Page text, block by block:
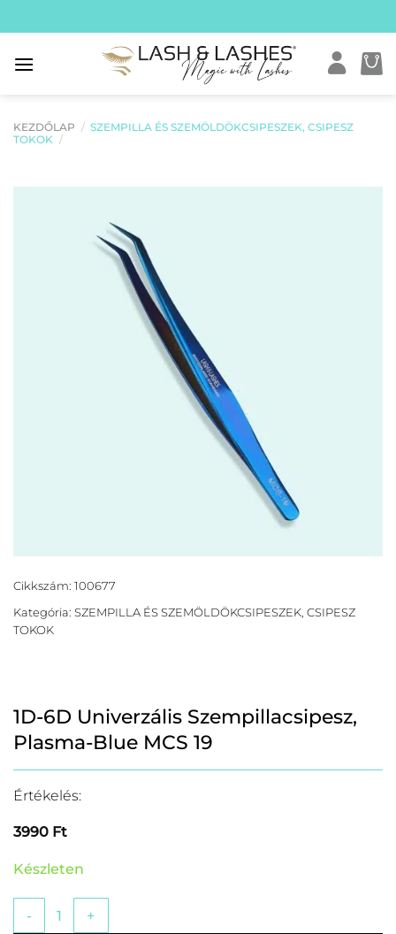
to
content
KEZDŐLAP / SZEMPILLA ÉS SZEMÖLDÖKCSIPESZEK, CSIPESZ
TOKOK /
Cikkszám: 100677
Kategória: SZEMPILLA ÉS SZEMÖLDÖKCSIPESZEK, CSIPESZ
TOKOK
1D-6D Univerzális Szempillacsipesz,
Plasma-Blue MCS 19
Értékelés:
3990 Ft
Készleten
1D-6D Univerzális Szempillacsipesz, Plasma-Blue MCS 19